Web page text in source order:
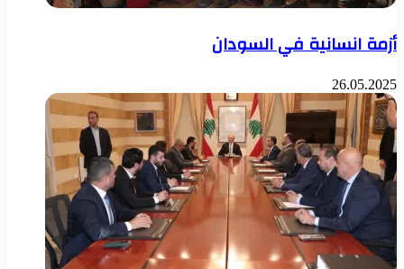
أزمة انسانية في السودان
26.05.2025